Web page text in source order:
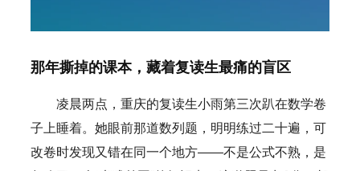
那年撕掉的课本，藏着复读生最痛的盲区
凌晨两点，重庆的复读生小雨第三次趴在数学卷
子上睡着。她眼前那道数列题，明明练过二十遍，可
改卷时发现又错在同一个地方——不是公式不熟，是